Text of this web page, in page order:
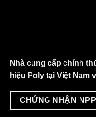
Nhà cung cấp chính
hiệu Poly tại Việt Nam
CHỨNG NHẬN